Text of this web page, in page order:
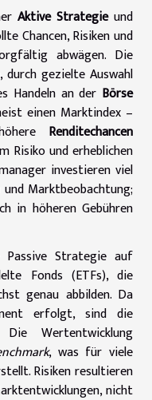
Aktive Strategieund
Chancen, Risiken und
abwägen. Die
gezielte Auswahl
Handeln an der Börse
einen Marktindex –
Renditechancen
Risiko und erheblichen
investieren viel
Marktbeobachtung;
in höheren Gebühren
Strategie auf
Fonds (ETFs), die
genau abbilden. Da
erfolgt, sind die
Wertentwicklung
, was für viele
Risiken resultieren
nicht